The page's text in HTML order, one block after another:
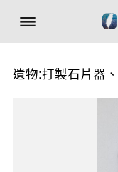
遺物:打製石片器